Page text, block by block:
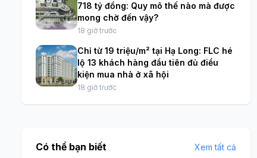
718 tỷ đồng: Quy mô thế nào mà được
mong chờ đến vậy?
18 giờ trước
Chỉ từ 19 triệu/m² tại Hạ Long: FLC hé
lộ 13 khách hàng đầu tiên đủ điều
kiện mua nhà ở xã hội
18 giờ trước
Có thể bạn biết Xem tất cả